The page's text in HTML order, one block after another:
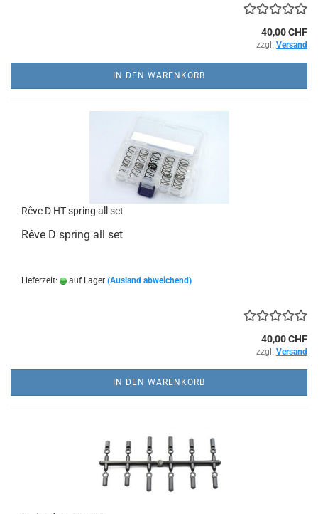
40,00 CHF
zzgl. Versand
IN DEN WARENKORB
Rêve D HT spring all set
Rêve D spring all set
Lieferzeit: auf Lager (Ausland abweichend)
40,00 CHF
zzgl. Versand
IN DEN WARENKORB